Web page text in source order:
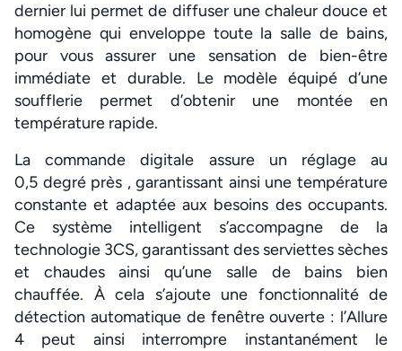
dernier lui permet de diffuser une chaleur douce et
homogène qui enveloppe toute la salle de bains,
pour vous assurer une sensation de bien-être
immédiate et durable. Le modèle équipé d’une
soufflerie permet d’obtenir une montée en
température rapide.
La commande digitale assure un réglage au
0,5 degré près , garantissant ainsi une température
constante et adaptée aux besoins des occupants.
Ce système intelligent s’accompagne de la
technologie 3CS, garantissant des serviettes sèches
et chaudes ainsi qu’une salle de bains bien
chauffée. À cela s’ajoute une fonctionnalité de
détection automatique de fenêtre ouverte : l’Allure
4 peut ainsi interrompre instantanément le